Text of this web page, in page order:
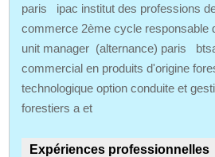
paris ipac institut des professions
commerce 2ème cycle responsable
unit manager (alternance) paris
commercial en produits d'origine
technologique option conduite et
forestiers a et
Expériences professionnelles